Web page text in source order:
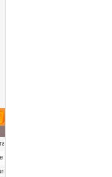
: comment faire ?
sur info-retraite.fr